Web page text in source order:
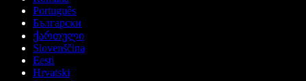
Português
Български
ქართული
Slovenščina
Eesti
Hrvatski